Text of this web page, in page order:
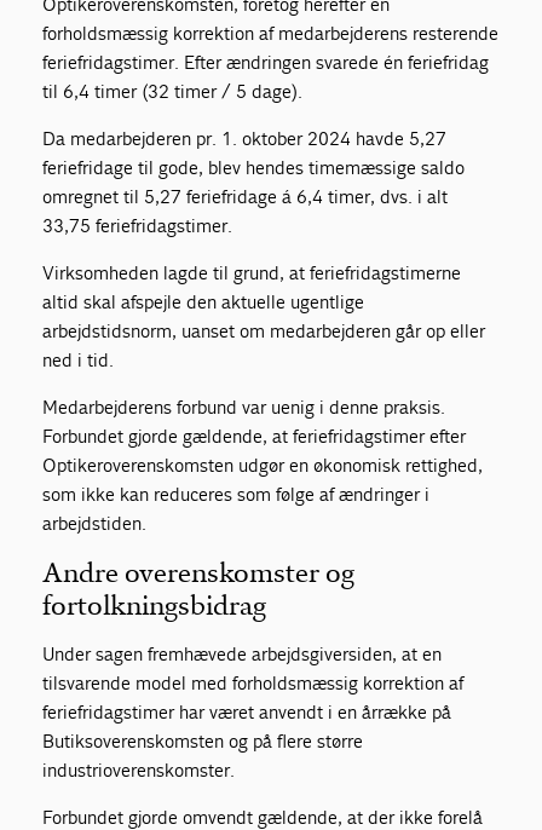
forholdsmæssig korrektion af medarbejderens resterende
feriefridagstimer. Efter ændringen svarede én feriefridag
til 6,4 timer (32 timer / 5 dage).
Da medarbejderen pr. 1. oktober 2024 havde 5,27
feriefridage til gode, blev hendes timemæssige saldo
omregnet til 5,27 feriefridage á 6,4 timer, dvs. i alt
33,75 feriefridagstimer.
Virksomheden lagde til grund, at feriefridagstimerne
altid skal afspejle den aktuelle ugentlige
arbejdstidsnorm, uanset om medarbejderen går op eller
ned i tid.
Medarbejderens forbund var uenig i denne praksis.
Forbundet gjorde gældende, at feriefridagstimer efter
Optikeroverenskomsten udgør en økonomisk rettighed,
som ikke kan reduceres som følge af ændringer i
arbejdstiden.
Andre overenskomster og
fortolkningsbidrag
Under sagen fremhævede arbejdsgiversiden, at en
tilsvarende model med forholdsmæssig korrektion af
feriefridagstimer har været anvendt i en årrække på
Butiksoverenskomsten og på flere større
industrioverenskomster.
Forbundet gjorde omvendt gældende, at der ikke forelå